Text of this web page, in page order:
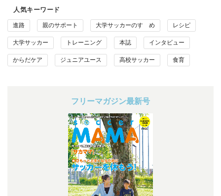
人気キーワード
進路 親のサポート 大学サッカーのすゝめ レシピ
大学サッカー トレーニング 本誌 インタビュー
からだケア ジュニアユース 高校サッカー 食育
フリーマガジン最新号